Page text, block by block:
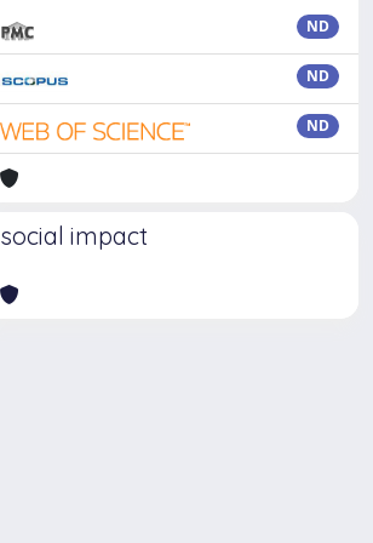
ND
ND
ND
social impact